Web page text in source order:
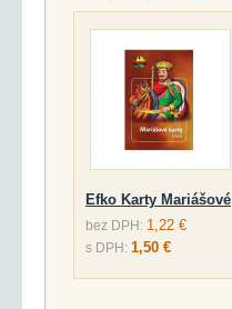
Efko Karty Mariášové
bez DPH: 1,22 €
s DPH: 1,50 €